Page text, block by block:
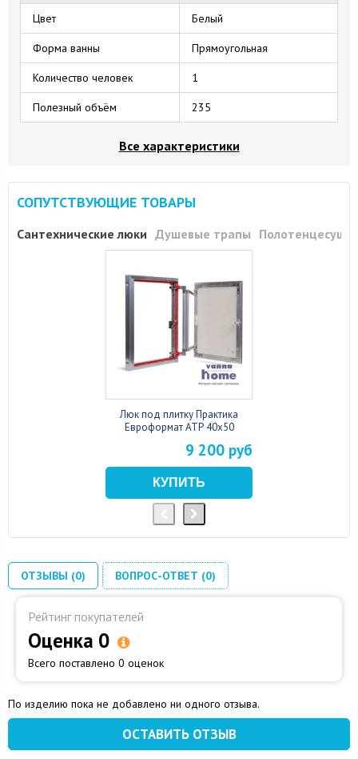
Цвет Белый
Форма ванны Прямоугольная
Количество человек 1
Полезный объём 235
Все характеристики
СОПУТСТВУЮЩИЕ ТОВАРЫ
Сантехнические люки Душевые трапы
Люк под плитку Практика
Евроформат АТР 40x50
9 200 руб
ОТЗЫВЫ (0) ВОПРОС-ОТВЕТ (0)
Рейтинг покупателей
Оценка 0
Всего поставлено 0 оценок
По изделию пока не добавлено ни одного отзыва.
ОСТАВИТЬ ОТЗЫВ